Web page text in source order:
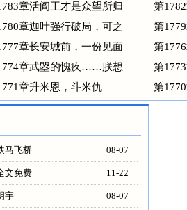
章活阎王才是众望所归
第
章迦叶强行破局，可之
第
章长安城前，一份见面
第
章武曌的愧疚……朕想
第
章升米恩，斗米仇 第
马飞桥 08-07
文免费 11-22
宇 08-07